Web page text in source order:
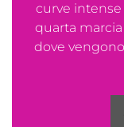
curve intense
quarta
dove